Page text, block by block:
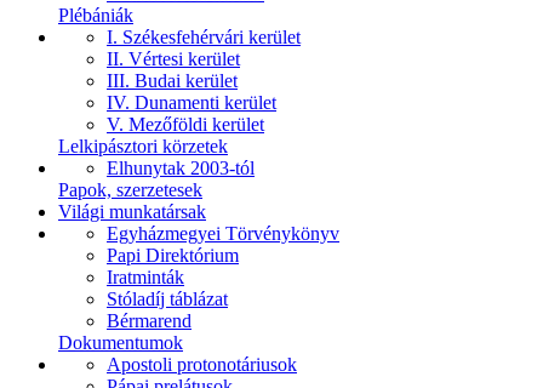
Plébániák
I. Székesfehérvári kerület
II. Vértesi kerület
III. Budai kerület
IV. Dunamenti kerület
V. Mezőföldi kerület
Lelkipásztori körzetek
Elhunytak 2003-tól
Papok, szerzetesek
Világi munkatársak
Egyházmegyei Törvénykönyv
Papi Direktórium
Iratminták
Stóladíj táblázat
Bérmarend
Dokumentumok
Apostoli protonotáriusok